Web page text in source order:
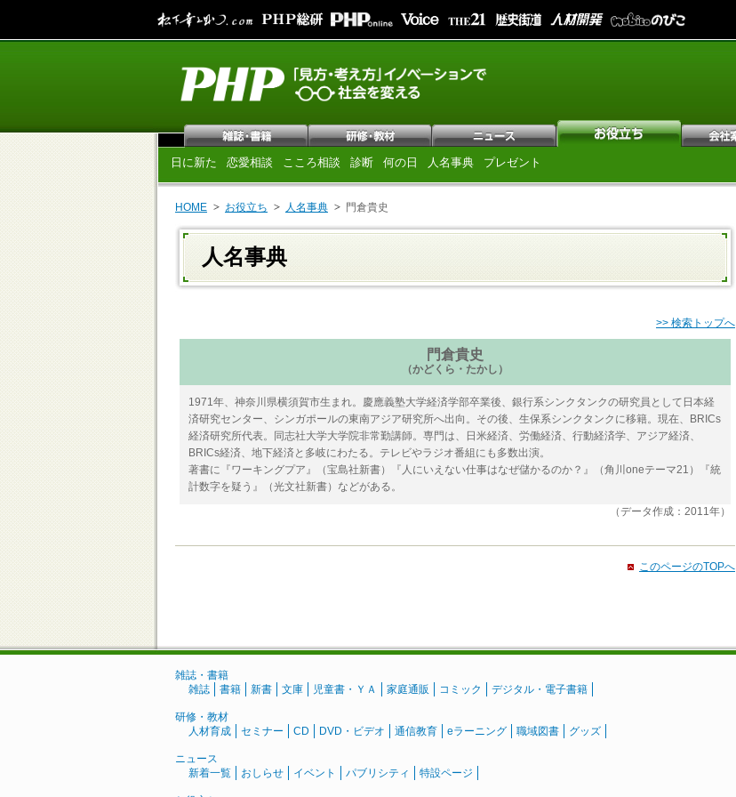
日に新た 恋愛相談 こころ相談 診断 何の日 人名事典 プレゼント
HOME お役立ち 人名事典 門倉貴史
人名事典
>> 検索トップへ
門倉貴史
（かどくら・たかし）
1971年、神奈川県横須賀市生まれ。慶應義塾大学経済学部卒業後、銀行系シンクタンクの研究員として日本経
済研究センター、シンガポールの東南アジア研究所へ出向。その後、生保系シンクタンクに移籍。現在、BRICs
経済研究所代表。同志社大学大学院非常勤講師。専門は、日米経済、労働経済、行動経済学、アジア経済、
BRICs経済、地下経済と多岐にわたる。テレビやラジオ番組にも多数出演。
著書に『ワーキングプア』（宝島社新書）『人にいえない仕事はなぜ儲かるのか？』（角川oneテーマ21）『統
計数字を疑う』（光文社新書）などがある。
（データ作成：2011年）
このページのTOPへ
雑誌・書籍
雑誌
書籍 新書 文庫 児童書・ＹＡ 家庭通販 コミック デジタル・電子書籍
研修・教材
人材育成
セミナー CD DVD・ビデオ 通信教育 eラーニング 職域図書 グッズ
ニュース
新着一覧
おしらせ イベント パブリシティ 特設ページ